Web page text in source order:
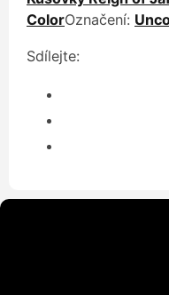
ColorOznačení:
Sdílejte: